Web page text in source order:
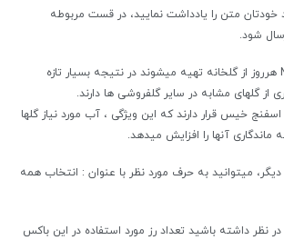
متن را یادداشت نمایید، در قست مربوطه
شود.
باکس گل رز آبی حرف N هرروز از گلخانه تهیه میشوند در نتیجه بسیار تازه
از گلهای مشابه در سایر گلفروشی ها دارند.
خیس قرار دارند که این ویژگی ، آب مورد نیاز گلها
ماندگاری آنها را افزایش میدهد.
میتوانید به حرف مورد نظر با عنوان : انتخاب همه
نظر داشته باشید تعداد رز مورد استفاده در این باکس